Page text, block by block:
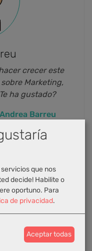
crecer este
Marketing,
ha gustado?
Andrea Barreu
siguientes
que nos
decide! Habilite o
oportuno. Para
de privacidad.
Aceptar todas